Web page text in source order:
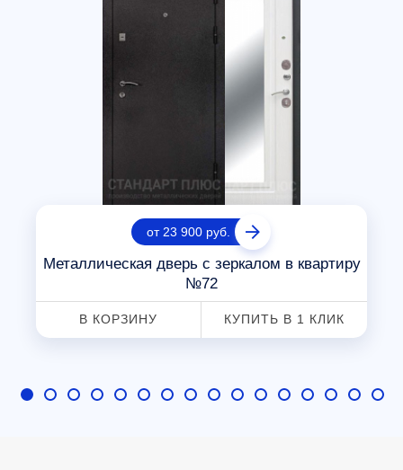
от 23 900 руб.
Металлическая дверь с зеркалом в квартиру
№72
В КОРЗИНУ КУПИТЬ В 1 КЛИК